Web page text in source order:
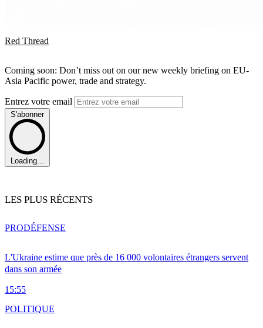
Red Thread
Coming soon: Don’t miss out on our new weekly briefing on EU-
Asia Pacific power, trade and strategy.
Entrez votre email
S'abonner
Loading...
LES PLUS RÉCENTS
L'Ukraine estime que près de 16 000 volontaires étrangers servent
dans son armée
15:55
PRODÉFENSE
POLITIQUE